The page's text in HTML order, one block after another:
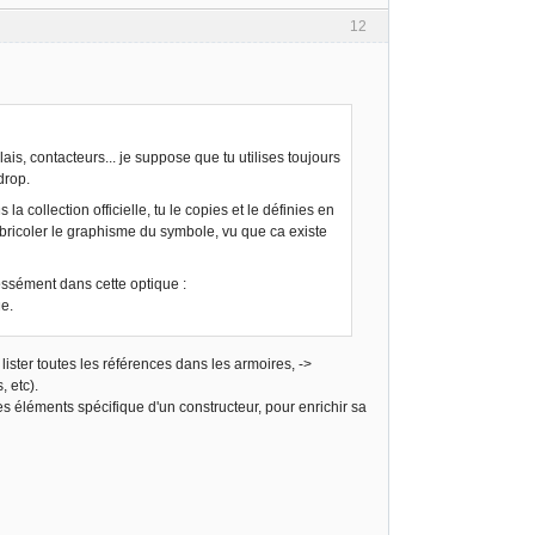
12
contacteurs... je suppose que tu utilises toujours
la collection officielle, tu le copies et le définies en
le graphisme du symbole, vu que ca existe
dans cette optique :
toutes les références dans les armoires, ->
etc).
éléments spécifique d'un constructeur, pour enrichir sa